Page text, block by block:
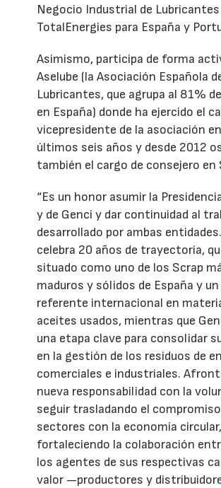
Negocio Industrial de Lubricantes
TotalEnergies para España y
Asimismo, participa de forma
Aselube (la Asociación Española
Lubricantes, que agrupa al 81%
en España) donde ha ejercido el
vicepresidente de la asociación
últimos seis años y desde 2012
también el cargo de consejero en
“Es un honor asumir la
y de Genci y dar continuidad al
desarrollado por ambas
celebra 20 años de trayectoria,
situado como uno de los Scrap
maduros y sólidos de España y
referente internacional en
aceites usados, mientras que
una etapa clave para consolidar
en la gestión de los residuos de
comerciales e industriales.
nueva responsabilidad con la
seguir trasladando el
sectores con la economía circular,
fortaleciendo la colaboración
los agentes de sus respectivas
valor —productores y